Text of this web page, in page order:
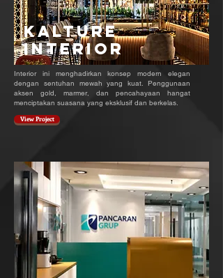
Kalture
INTERIOR
Interior ini menghadirkan konsep modern elegan
dengan sentuhan mewah yang kuat. Penggunaan
aksen gold, marmer, dan pencahayaan hangat
menciptakan suasana yang eksklusif dan berkelas.
View Project